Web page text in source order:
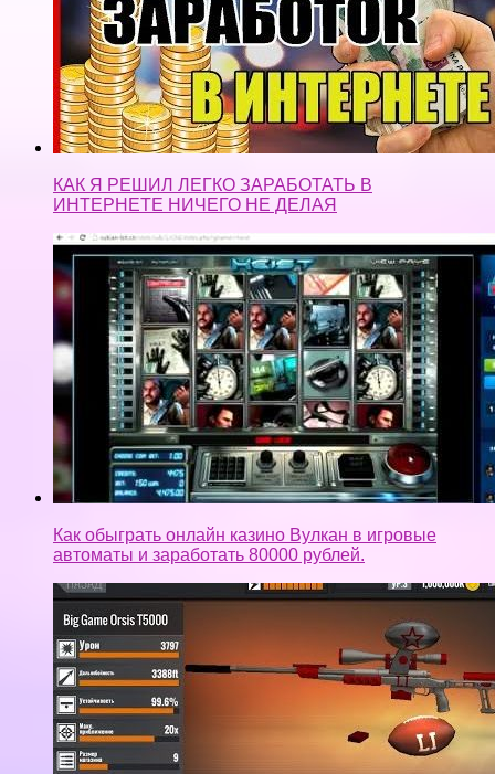
КАК Я РЕШИЛ ЛЕГКО ЗАРАБОТАТЬ В
ИНТЕРНЕТЕ НИЧЕГО НЕ ДЕЛАЯ
Как обыграть онлайн казино Вулкан в игровые
автоматы и заработать 80000 рублей.